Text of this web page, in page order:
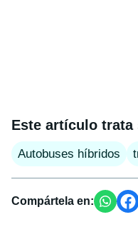
Este artículo trata
Autobuses híbridos
Compártela en: